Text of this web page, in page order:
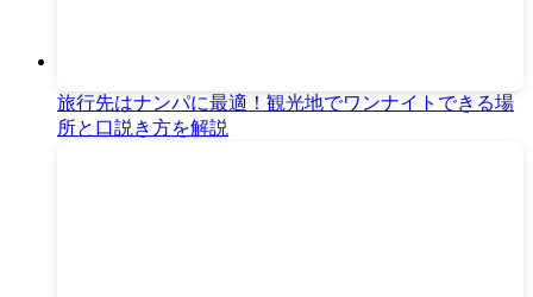
旅行先はナンパに最適！観光地でワンナイトできる場
所と口説き方を解説